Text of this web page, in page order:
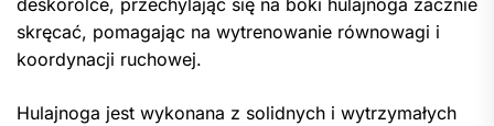
deskorolce, przechylając się na boki hulajnoga zacznie
skręcać, pomagając na wytrenowanie równowagi i
koordynacji ruchowej.
Hulajnoga jest wykonana z solidnych i wytrzymałych